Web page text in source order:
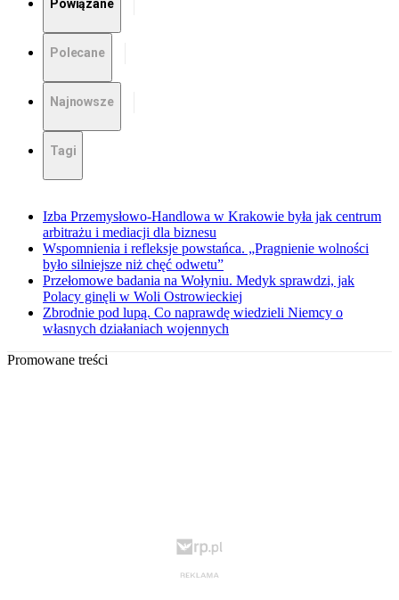
Powiązane
Polecane
Najnowsze
Tagi
Izba Przemysłowo-Handlowa w Krakowie była jak centrum
arbitrażu i mediacji dla biznesu
Wspomnienia i refleksje powstańca. „Pragnienie wolności
było silniejsze niż chęć odwetu”
Przełomowe badania na Wołyniu. Medyk sprawdzi, jak
Polacy ginęli w Woli Ostrowieckiej
Zbrodnie pod lupą. Co naprawdę wiedzieli Niemcy o
własnych działaniach wojennych
Promowane treści